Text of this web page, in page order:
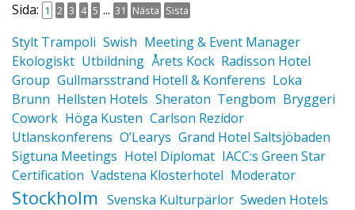
Sida: 1 2 3 4 5 ... 31 Nästa Sista
Stylt Trampoli Swish Meeting & Event Manager
Ekologiskt Utbildning Årets Kock Radisson Hotel
Group Gullmarsstrand Hotell & Konferens Loka
Brunn Hellsten Hotels Sheraton Tengbom Bryggeri
Cowork Höga Kusten Carlson Rezidor
Utlanskonferens O’Learys Grand Hotel Saltsjöbaden
Sigtuna Meetings Hotel Diplomat IACC:s Green Star
Certification Vadstena Klosterhotel Moderator
Stockholm Svenska Kulturpärlor Sweden Hotels